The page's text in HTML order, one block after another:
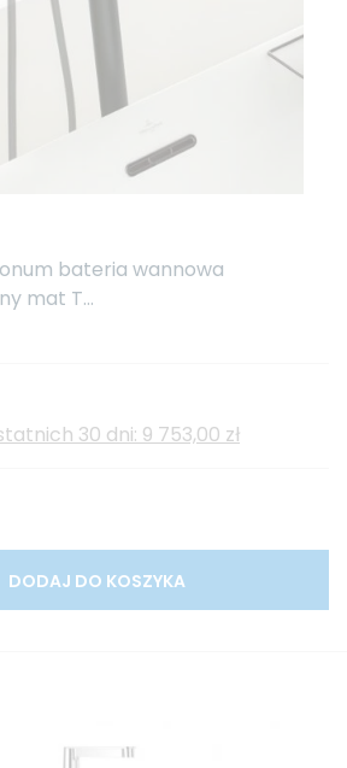
bateria wannowa
mat T...
30 dni: 9 753,00 zł
DODAJ DO KOSZYKA